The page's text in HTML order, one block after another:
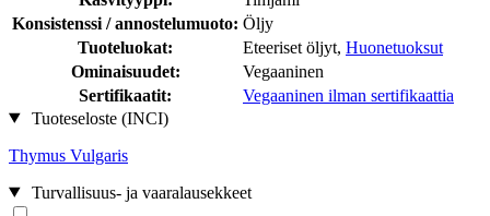
Konsistenssi / annostelumuoto: Öljy
Tuoteluokat:
Eteeriset öljyt, Huonetuoksut
Ominaisuudet:
Vegaaninen
Sertifikaatit:
Vegaaninen ilman sertifikaattia
Tuoteseloste (INCI)
Thymus Vulgaris
Turvallisuus- ja vaaralausekkeet